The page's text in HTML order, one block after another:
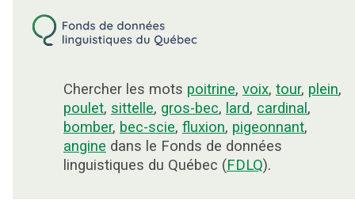
Chercher les mots poitrine, voix, tour, plein,
poulet, sittelle, gros-bec, lard, cardinal ,
bomber, bec-scie, fluxion, pigeonnant,
angine dans le Fonds de données
linguistiques du Québec (FDLQ).